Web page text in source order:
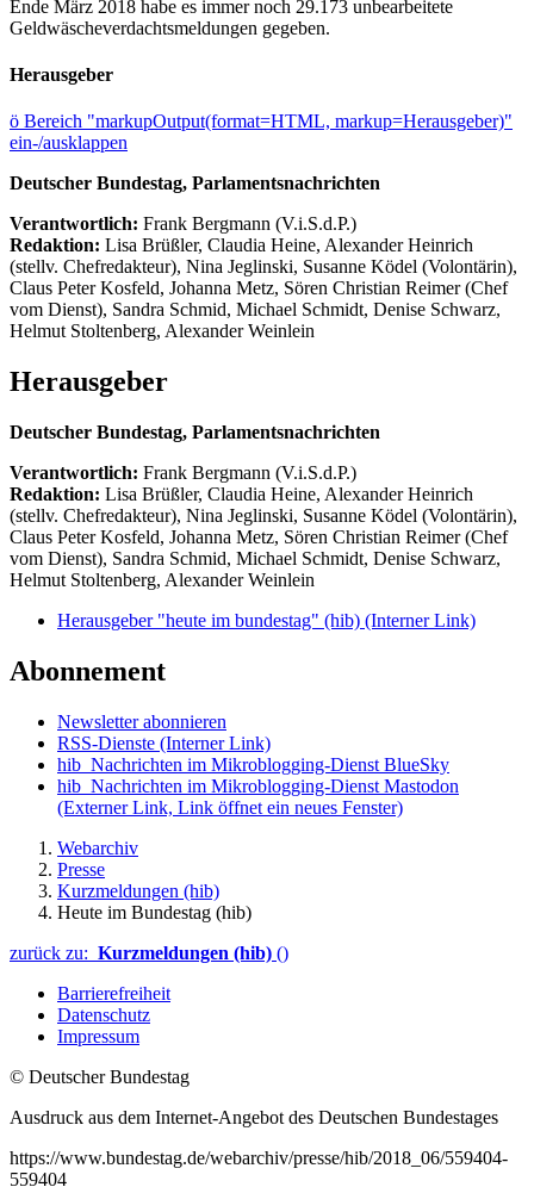
Ende März 2018 habe es immer noch 29.173 unbearbeitete
Geldwäscheverdachtsmeldungen gegeben.
Herausgeber
ö Bereich "markupOutput(format=HTML, markup=Herausgeber)"
ein-/ausklappen
Deutscher Bundestag, Parlamentsnachrichten
Verantwortlich: Frank Bergmann (V.i.S.d.P.)
Redaktion: Lisa Brüßler, Claudia Heine, Alexander Heinrich
(stellv. Chefredakteur), Nina Jeglinski, Susanne Ködel (Volontärin),
Claus Peter Kosfeld, Johanna Metz, Sören Christian Reimer (Chef
vom Dienst), Sandra Schmid, Michael Schmidt, Denise Schwarz,
Helmut Stoltenberg, Alexander Weinlein
Herausgeber
Deutscher Bundestag, Parlamentsnachrichten
Verantwortlich: Frank Bergmann (V.i.S.d.P.)
Redaktion: Lisa Brüßler, Claudia Heine, Alexander Heinrich
(stellv. Chefredakteur), Nina Jeglinski, Susanne Ködel (Volontärin),
Claus Peter Kosfeld, Johanna Metz, Sören Christian Reimer (Chef
vom Dienst), Sandra Schmid, Michael Schmidt, Denise Schwarz,
Helmut Stoltenberg, Alexander Weinlein
Herausgeber "heute im bundestag" (hib) (Interner Link)
Abonnement
Newsletter abonnieren
RSS-Dienste (Interner Link)
hib_Nachrichten im Mikroblogging-Dienst BlueSky
hib_Nachrichten im Mikroblogging-Dienst Mastodon
(Externer Link, Link öffnet ein neues Fenster)
Webarchiv
Presse
Kurzmeldungen (hib)
Heute im Bundestag (hib)
zurück zu: Kurzmeldungen (hib) ()
Barrierefreiheit
Datenschutz
Impressum
© Deutscher Bundestag
Ausdruck aus dem Internet-Angebot des Deutschen Bundestages
https://www.bundestag.de/webarchiv/presse/hib/2018_06/559404-
559404